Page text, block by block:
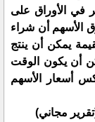
في الأوراق على
الأسهم أن شراء
يمكن أن ينتج
أن يكون الوقت
أسعار الأسهم